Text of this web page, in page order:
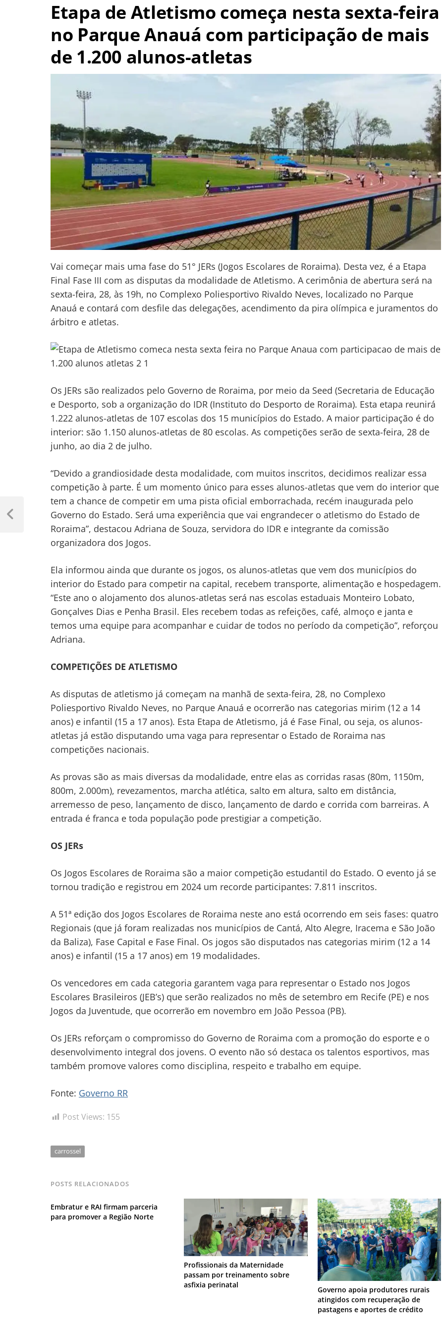
Etapa de Atletismo começa nesta sexta-feira
no Parque Anauá com participação de mais
de 1.200 alunos-atletas
Vai começar mais uma fase do 51° JERs (Jogos Escolares de Roraima). Desta vez, é a Etapa
Final Fase III com as disputas da modalidade de Atletismo. A cerimônia de abertura será na
sexta-feira, 28, às 19h, no Complexo Poliesportivo Rivaldo Neves, localizado no Parque
Anauá e contará com desfile das delegações, acendimento da pira olímpica e juramentos do
árbitro e atletas.
Os JERs são realizados pelo Governo de Roraima, por meio da Seed (Secretaria de Educação
e Desporto, sob a organização do IDR (Instituto do Desporto de Roraima). Esta etapa reunirá
1.222 alunos-atletas de 107 escolas dos 15 municípios do Estado. A maior participação é do
interior: são 1.150 alunos-atletas de 80 escolas. As competições serão de sexta-feira, 28 de
junho, ao dia 2 de julho.
“Devido a grandiosidade desta modalidade, com muitos inscritos, decidimos realizar essa
competição à parte. É um momento único para esses alunos-atletas que vem do interior que
tem a chance de competir em uma pista oficial emborrachada, recém inaugurada pelo
Governo do Estado. Será uma experiência que vai engrandecer o atletismo do Estado de
Roraima”, destacou Adriana de Souza, servidora do IDR e integrante da comissão
organizadora dos Jogos.
Ela informou ainda que durante os jogos, os alunos-atletas que vem dos municípios do
interior do Estado para competir na capital, recebem transporte, alimentação e hospedagem.
“Este ano o alojamento dos alunos-atletas será nas escolas estaduais Monteiro Lobato,
Gonçalves Dias e Penha Brasil. Eles recebem todas as refeições, café, almoço e janta e
temos uma equipe para acompanhar e cuidar de todos no período da competição”, reforçou
Adriana.
COMPETIÇÕES DE ATLETISMO
As disputas de atletismo já começam na manhã de sexta-feira, 28, no Complexo
Poliesportivo Rivaldo Neves, no Parque Anauá e ocorrerão nas categorias mirim (12 a 14
anos) e infantil (15 a 17 anos). Esta Etapa de Atletismo, já é Fase Final, ou seja, os alunos-
atletas já estão disputando uma vaga para representar o Estado de Roraima nas
competições nacionais.
As provas são as mais diversas da modalidade, entre elas as corridas rasas (80m, 1150m,
800m, 2.000m), revezamentos, marcha atlética, salto em altura, salto em distância,
arremesso de peso, lançamento de disco, lançamento de dardo e corrida com barreiras. A
entrada é franca e toda população pode prestigiar a competição.
OS JERs
Os Jogos Escolares de Roraima são a maior competição estudantil do Estado. O evento já se
tornou tradição e registrou em 2024 um recorde participantes: 7.811 inscritos.
A 51ª edição dos Jogos Escolares de Roraima neste ano está ocorrendo em seis fases: quatro
Regionais (que já foram realizadas nos municípios de Cantá, Alto Alegre, Iracema e São João
da Baliza), Fase Capital e Fase Final. Os jogos são disputados nas categorias mirim (12 a 14
anos) e infantil (15 a 17 anos) em 19 modalidades.
Os vencedores em cada categoria garantem vaga para representar o Estado nos Jogos
Escolares Brasileiros (JEB’s) que serão realizados no mês de setembro em Recife (PE) e nos
Jogos da Juventude, que ocorrerão em novembro em João Pessoa (PB).
Os JERs reforçam o compromisso do Governo de Roraima com a promoção do esporte e o
desenvolvimento integral dos jovens. O evento não só destaca os talentos esportivos, mas
também promove valores como disciplina, respeito e trabalho em equipe.
Fonte: Governo RR
Post Views: 155
carrossel
POSTS RELACIONADOS
Embratur e RAI firmam parceria
para promover a Região Norte
Profissionais da Maternidade
passam por treinamento sobre
asfixia perinatal
Governo apoia produtores rurais
atingidos com recuperação de
pastagens e aportes de crédito
Navegação
de
Previous